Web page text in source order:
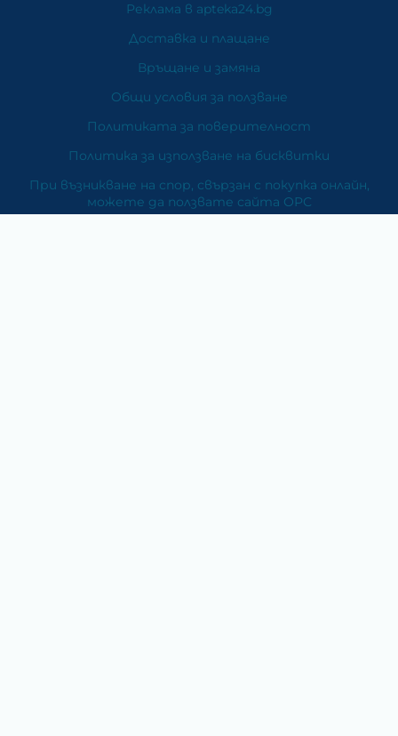
Реклама в apteka24.bg
Доставка и плащане
Връщане и замяна
Общи условия за ползване
Политиката за поверителност
Политика за използване на бисквитки
При възникване на спор, свързан с покупка онлайн,
можете да ползвате сайта ОРС